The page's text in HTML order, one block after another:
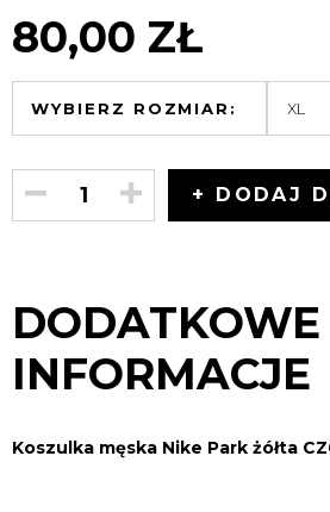
80,00 ZŁ
WYBIERZ ROZMIAR:
+ DODAJ
DODATKOWE
INFORMACJE
Koszulka męska Nike Park żółta